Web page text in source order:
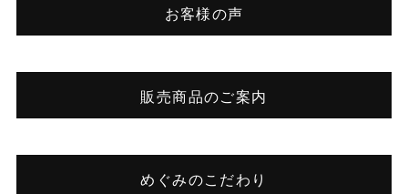
お客様の声
販売商品のご案内
めぐみのこだわり